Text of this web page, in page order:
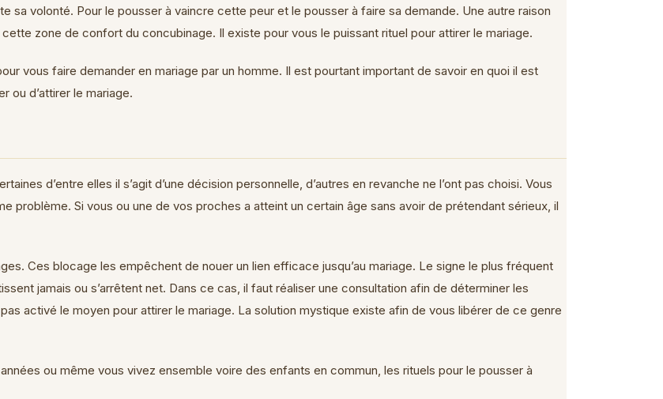
sa volonté. Pour le pousser à vaincre cette peur et le pousser à faire sa demande. Une autre raison
zone de confort du concubinage. Il existe pour vous le puissant rituel pour attirer le mariage.
vous faire demander en mariage par un homme. Il est pourtant important de savoir en quoi il est
ou d’attirer le mariage.
d’entre elles il s’agit d’une décision personnelle, d’autres en revanche ne l’ont pas choisi. Vous
problème. Si vous ou une de vos proches a atteint un certain âge sans avoir de prétendant sérieux, il
Ces blocage les empêchent de nouer un lien efficace jusqu’au mariage. Le signe le plus fréquent
jamais ou s’arrêtent net. Dans ce cas, il faut réaliser une consultation afin de déterminer les
activé le moyen pour attirer le mariage. La solution mystique existe afin de vous libérer de ce genre
ou même vous vivez ensemble voire des enfants en commun, les rituels pour le pousser à